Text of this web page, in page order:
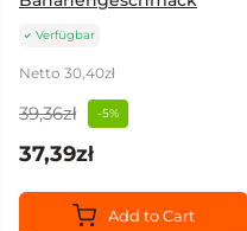
Verfügbar
Netto 30,40zł
39,36zł -5%
37,39zł
Add to Cart